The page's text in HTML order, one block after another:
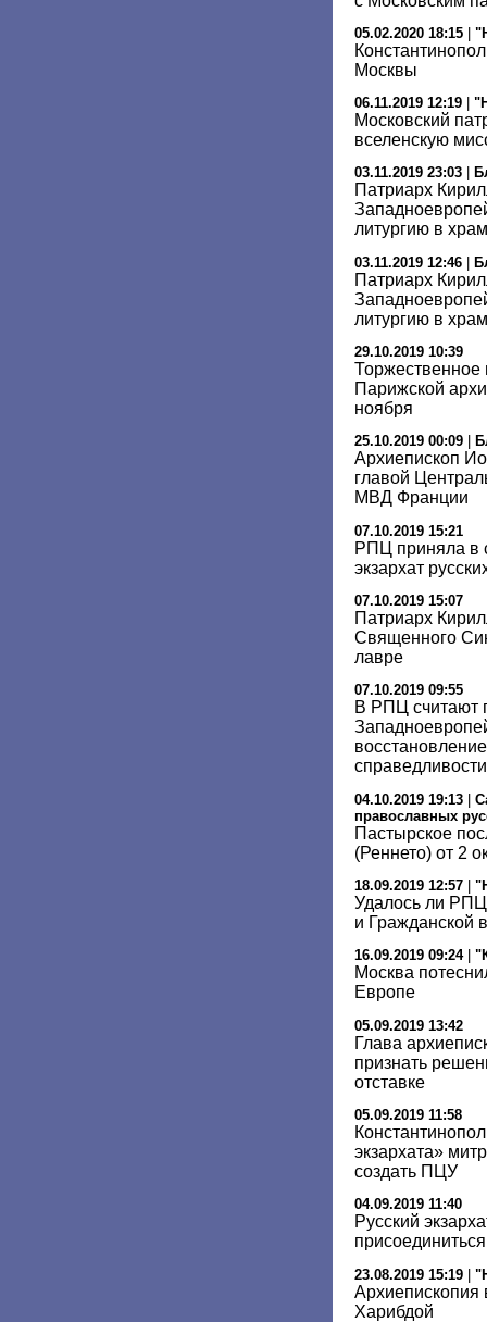
05.02.2020 18:15
Москвы
06.11.2019 12:19
Московский
вселенскую
03.11.2019 23:03
Патриарх
литургию в
03.11.2019 12:46
Патриарх
литургию в
29.10.2019 10:39
Торжественное
Парижской
ноября
25.10.2019 00:09
Архиепископ
главой
МВД Франции
07.10.2019 15:21
РПЦ приняла в
экзархат
07.10.2019 15:07
Патриарх
Священного
лавре
07.10.2019 09:55
В РПЦ считают
справедливости
04.10.2019 19:13
православных
Пастырское
(Реннето) от 2
18.09.2019 12:57
Удалось ли
и Гражданской
16.09.2019 09:24|
Москва
Европе
05.09.2019 13:42
Глава
признать
отставке
05.09.2019 11:58
экзархата»
создать ПЦУ
04.09.2019 11:40
Русский
23.08.2019 15:19
Харибдой